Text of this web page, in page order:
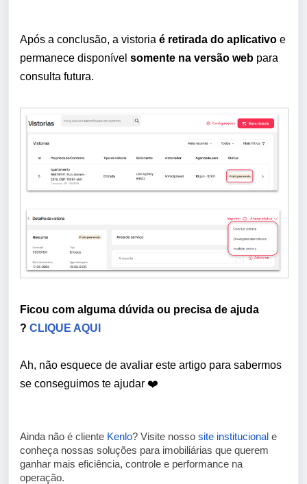
Após a conclusão, a vistoria é retirada do aplicativo e
permanece disponível somente na versão web para
consulta futura.
Ficou com alguma dúvida ou precisa de ajuda
? CLIQUE AQUI
Ah, não esquece de avaliar este artigo para sabermos
se conseguimos te ajudar ❤️
Ainda não é cliente Kenlo? Visite nosso site institucional e
conheça nossas soluções para imobiliárias que querem
ganhar mais eficiência, controle e performance na
operação.